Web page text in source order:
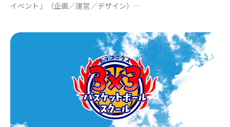
イベント」（企画／運営／デザイン）